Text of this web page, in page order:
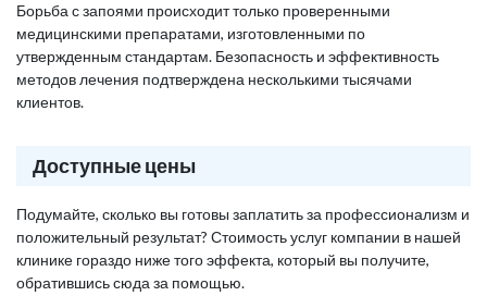
Борьба с запоями происходит только проверенными
медицинскими препаратами, изготовленными по
утвержденным стандартам. Безопасность и эффективность
методов лечения подтверждена несколькими тысячами
клиентов.
Доступные цены
Подумайте, сколько вы готовы заплатить за профессионализм и
положительный результат? Стоимость услуг компании в нашей
клинике гораздо ниже того эффекта, который вы получите,
обратившись сюда за помощью.